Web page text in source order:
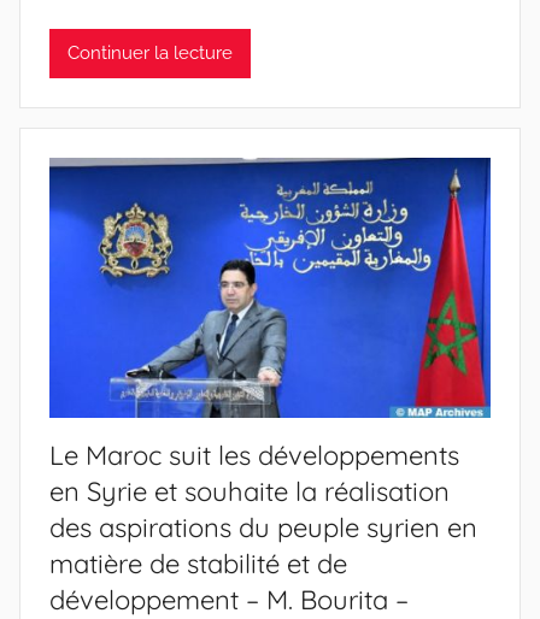
Continuer la lecture
Le Maroc suit les développements
en Syrie et souhaite la réalisation
des aspirations du peuple syrien en
matière de stabilité et de
développement – M. Bourita –